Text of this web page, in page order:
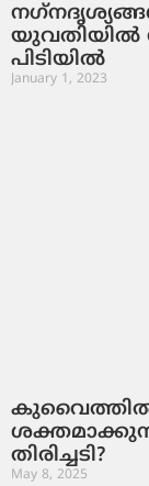
യുവതിയില്‍
പിടിയില്‍
January 1, 2023
കുവൈത്തിൽ
തിരിച്ചടി?
May 8, 2025